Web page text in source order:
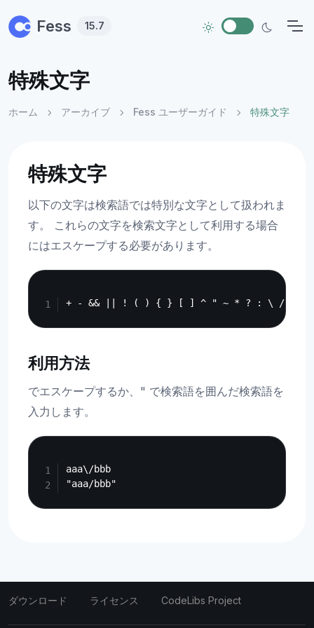
Fess 15.7
特殊文字
ホーム アーカイブ Fess ユーザーガイド 特殊文字
特殊文字
以下の文字は検索語では特別な文字として扱われま
す。 これらの文字を検索文字として利用する場合
にはエスケープする必要があります。
利用方法
でエスケープするか、" で検索語を囲んだ検索語を
入力します。
aaa\/bbb
ダウンロード ライセンス CodeLibs Project